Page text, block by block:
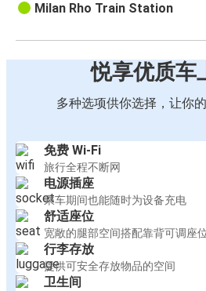
Milan Rho Train Station
悦享优质车
多种选项供你选择，让你
免费 Wi-Fi
旅行全程不断网
电源插座
乘车期间也能随时为设备充电
舒适座位
宽敞的腿部空间搭配靠背可调座
行李存放
提供可安全存放物品的空间
卫生间